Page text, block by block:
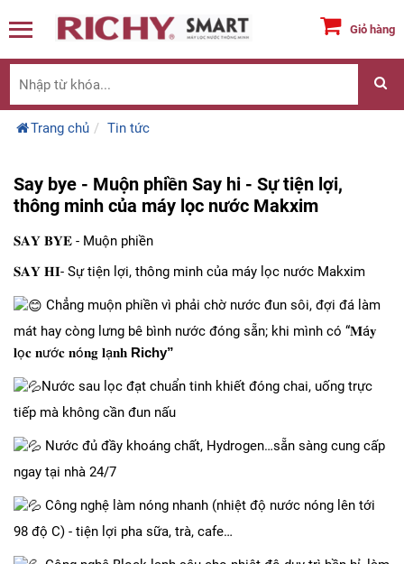
Giỏ hàng
Trang chủ Tin tức
Say bye - Muộn phiền Say hi - Sự tiện lợi,
thông minh của máy lọc nước Makxim
𝐒𝐀𝐘 𝐁𝐘𝐄 - Muộn phiền
𝐒𝐀𝐘 𝐇𝐈- Sự tiện lợi, thông minh của máy lọc nước Makxim
Chẳng muộn phiền vì phải chờ nước đun sôi, đợi đá làm
mát hay còng lưng bê bình nước đóng sẵn; khi mình có “𝐌á𝐲
𝐥ọ𝐜 𝐧ướ𝐜 𝐧ó𝐧𝐠 𝐥ạ𝐧𝐡 Richy”
Nước sau lọc đạt chuẩn tinh khiết đóng chai, uống trực
tiếp mà không cần đun nấu
Nước đủ đầy khoáng chất, Hydrogen…sẵn sàng cung cấp
ngay tại nhà 24/7
Công nghệ làm nóng nhanh (nhiệt độ nước nóng lên tới
98 độ C) - tiện lợi pha sữa, trà, cafe…